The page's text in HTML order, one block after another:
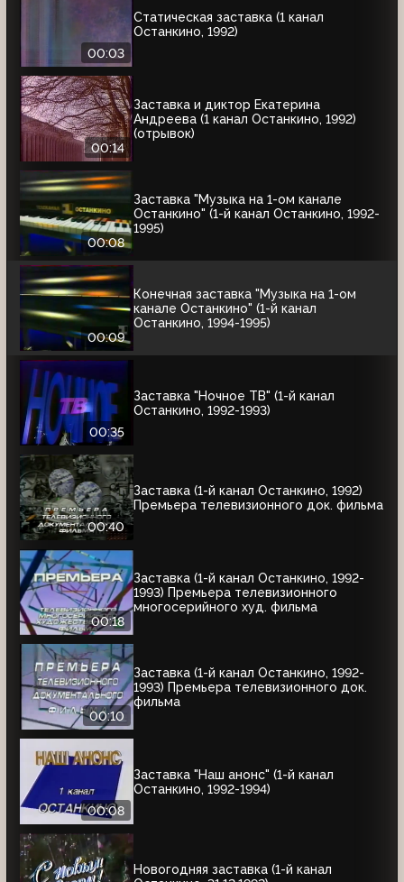
00:03
Статическая заставка (1 канал
Останкино, 1992)
00:14
Заставка и диктор Екатерина
Андреева (1 канал Останкино, 1992)
(отрывок)
00:08
Заставка "Музыка на 1-ом канале
Останкино" (1-й канал Останкино, 1992-
1995)
00:09
Конечная заставка "Музыка на 1-ом
канале Останкино" (1-й канал
Останкино, 1994-1995)
00:35
Заставка "Ночное ТВ" (1-й канал
Останкино, 1992-1993)
00:40
Заставка (1-й канал Останкино, 1992)
Премьера телевизионного док. фильма
00:18
Заставка (1-й канал Останкино, 1992-
1993) Премьера телевизионного
многосерийного худ. фильма
00:10
Заставка (1-й канал Останкино, 1992-
1993) Премьера телевизионного док.
фильма
00:08
Заставка "Наш анонс" (1-й канал
Останкино, 1992-1994)
Новогодняя заставка (1-й канал